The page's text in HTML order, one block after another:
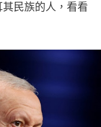
民族的人，看看